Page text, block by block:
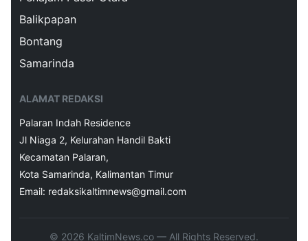
Balikpapan
Bontang
Samarinda
ALAMAT REDAKSI
Palaran Indah Residence
Jl Niaga 2, Kelurahan Handil Bakti
Kecamatan Palaran,
Kota Samarinda, Kalimantan Timur
Email: redaksikaltimnews@gmail.com
© 2026 KaltimNews.co — All Rights Reserved.